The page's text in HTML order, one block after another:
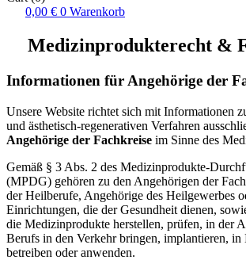
0,00 € 0 Warenkorb
Medizinprodukterecht &
Informationen für Angehörige der
Unsere Website richtet sich mit Informationen
und ästhetisch-regenerativen Verfahren
Angehörige der Fachkreise im Sinne des
Gemäß § 3 Abs. 2 des Medizinprodukte-
(MPDG) gehören zu den Angehörigen der
der Heilberufe, Angehörige des Heilgewerbes
Einrichtungen, die der Gesundheit dienen,
die Medizinprodukte herstellen, prüfen, in der
Berufs in den Verkehr bringen, implantieren, in
betreiben oder anwenden.